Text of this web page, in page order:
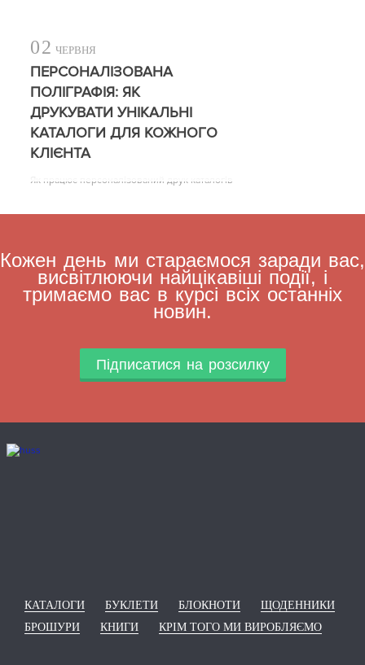
02 ЧЕРВНЯ
ПЕРСОНАЛІЗОВАНА
ПОЛІГРАФІЯ: ЯК
ДРУКУВАТИ УНІКАЛЬНІ
КАТАЛОГИ ДЛЯ КОЖНОГО
КЛІЄНТА
Як працює персоналізований друк каталогів
Кожен день ми стараємося заради вас,
висвітлюючи найцікавіші події, і
тримаємо вас в курсі всіх останніх
новин.
Підписатися на розсилку
КАТАЛОГИ БУКЛЕТИ БЛОКНОТИ
ЩОДЕННИКИ
БРОШУРИ
КНИГИ КРІМ ТОГО МИ ВИРОБЛЯЄМО